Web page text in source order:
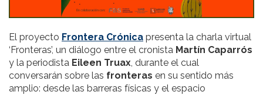
El proyecto Frontera Crónica presenta la charla virtual
‘Fronteras’, un diálogo entre el cronista Martín Caparrós
y la periodista Eileen Truax, durante el cual
conversarán sobre las fronteras en su sentido más
amplio: desde las barreras físicas y el espacio